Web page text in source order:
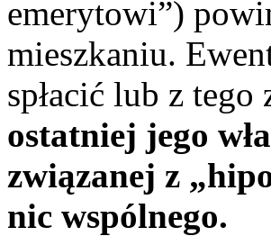
emerytowi”)
mieszkaniu.
spłacić lub z
ostatniej jego
związanej z
nic wspólnego.